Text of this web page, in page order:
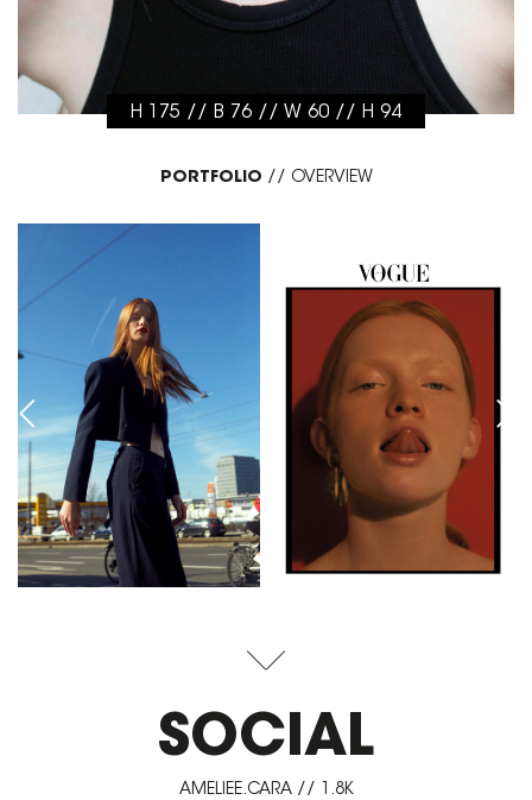
H 175 // B 76 // W 60 // H 94
PORTFOLIO // OVERVIEW
SOCIAL
AMELIEE.CARA // 1.8K